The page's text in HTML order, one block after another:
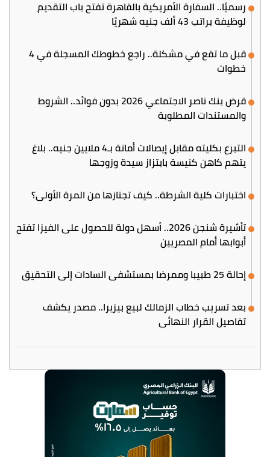
رسميًا.. السفارة الأمريكية بالقاهرة تفتح باب التقديم
لوظيفة براتب 43 ألف جنيه شهريًا
قبل ما تقع في مشكلة.. راجع خطوطك المسجلة في 4
خطوات
قرض بنك ناصر الاجتماعي 2026 بدون فوائد.. الشروط
والمستندات المطلوبة
التبرع بكليته مقابل إيصالات أمانة بـ4 ملايين جنيه.. بلاغ
يتهم كاهن كنيسة بابتزاز سيدة وزوجها
اختبارات كلية الشرطة.. كيف تجتازها من المرة الأولى؟
تأشيرة شنجن 2026.. أسهل دولة للحصول على الفيزا تفتح
أبوابها أمام المصريين
إحالة 25 طبيبا وممرضا بمستشفى السادات إلى التحقيق
بعد تسريب خطاب الزمالك لبيع بيزيرا.. مصدر يكشف
تفاصيل القرار النهائي